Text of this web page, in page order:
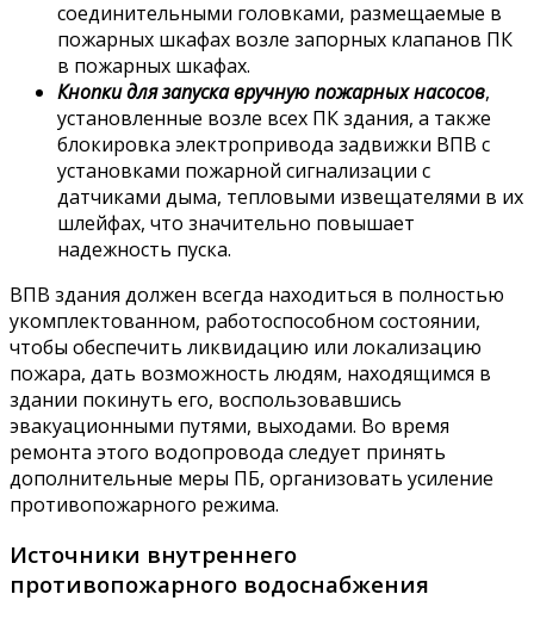
соединительными головками, размещаемые в
пожарных шкафах возле запорных клапанов ПК
в пожарных шкафах.
Кнопки для запуска вручную пожарных насосов,
установленные возле всех ПК здания, а также
блокировка электропривода задвижки ВПВ с
установками пожарной сигнализации с
датчиками дыма, тепловыми извещателями в их
шлейфах, что значительно повышает
надежность пуска.
ВПВ здания должен всегда находиться в полностью
укомплектованном, работоспособном состоянии,
чтобы обеспечить ликвидацию или локализацию
пожара, дать возможность людям, находящимся в
здании покинуть его, воспользовавшись
эвакуационными путями, выходами. Во время
ремонта этого водопровода следует принять
дополнительные меры ПБ, организовать усиление
противопожарного режима.
Источники внутреннего
противопожарного водоснабжения